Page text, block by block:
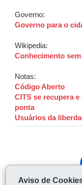
Governo:
Governo para o
Wikipedia:
Conhecimento
Notas:
Código Aberto
CITS se recupera
ponta
Usuários da
Aviso de